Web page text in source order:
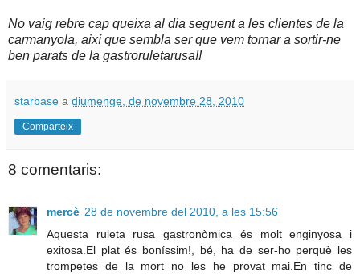
No vaig rebre cap queixa al dia seguent a les clientes de la
carmanyola, així que sembla ser que vem tornar a sortir-ne
ben parats de la gastroruletarusa!!
starbase a diumenge, de novembre 28, 2010
Comparteix
8 comentaris:
mercè 28 de novembre del 2010, a les 15:56
Aquesta ruleta rusa gastronòmica és molt enginyosa i
exitosa.El plat és boníssim!, bé, ha de ser-ho perquè les
trompetes de la mort no les he provat mai.En tinc de